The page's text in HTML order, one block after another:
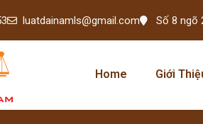
luatdainamls@gmail.com Số 8 ngõ
Home Giới